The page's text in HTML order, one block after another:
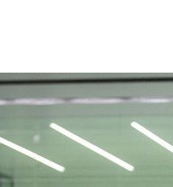
Fairplay